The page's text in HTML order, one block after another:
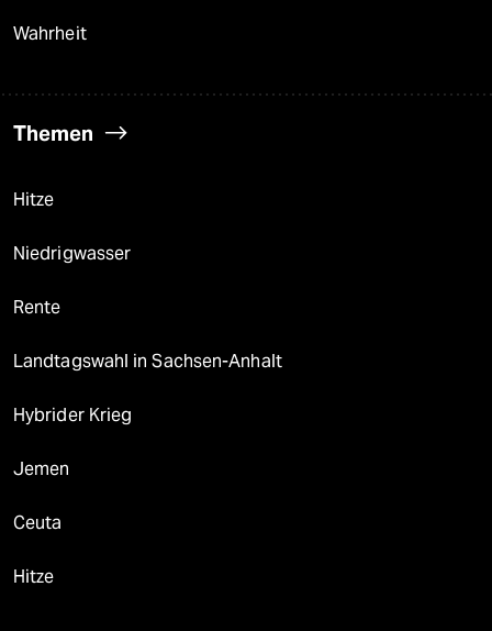
Wahrheit
Themen
Hitze
Niedrigwasser
Rente
Landtagswahl in Sachsen-Anhalt
Hybrider Krieg
Jemen
Ceuta
Hitze